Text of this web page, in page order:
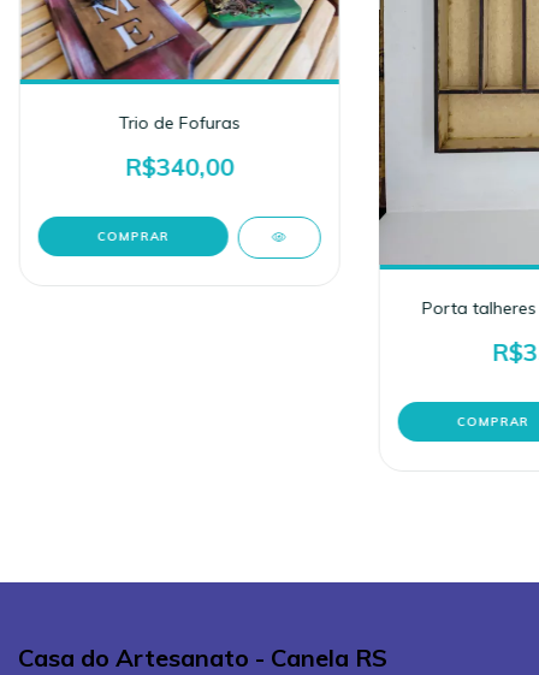
Trio de Fofuras
R$340,00
Porta
Casa do Artesanato - Canela RS